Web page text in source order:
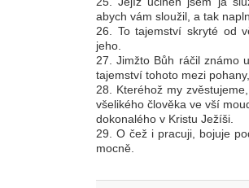
abych vám sloužil, a tak
26. To tajemství skryté od
jeho.
27. Jimžto Bůh ráčil známo
tajemství tohoto mezi
28. Kteréhož my
všelikého člověka ve vší
dokonalého v Kristu Ježíši.
29. O čež i pracuji, bojuje
mocně.